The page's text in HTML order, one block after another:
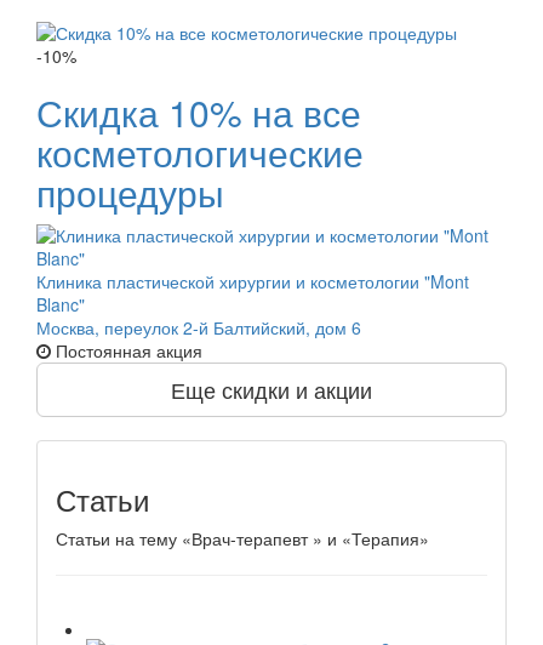
-10%
Скидка 10% на все
косметологические
процедуры
Клиника пластической хирургии и косметологии "Mont
Blanc"
Москва, переулок 2-й Балтийский, дом 6
Постоянная акция
Еще скидки и акции
Статьи
Статьи на тему «Врач-терапевт » и «Терапия»